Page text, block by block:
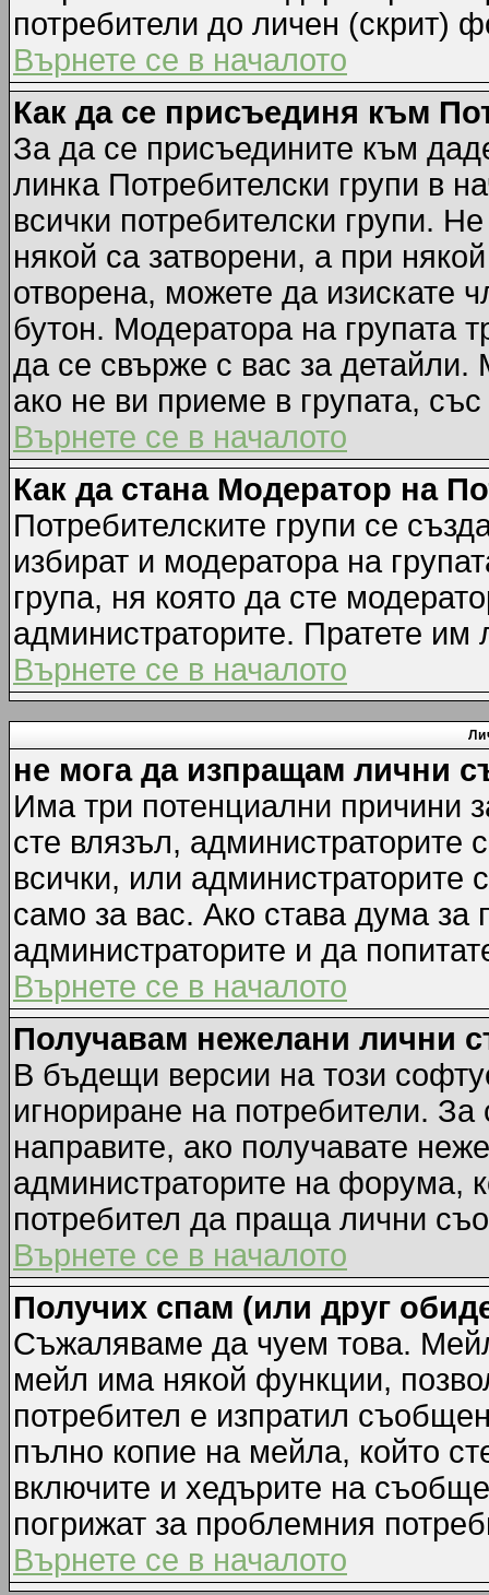
потребители до личен (скрит)
Върнете се в началото
Как да се присъединя към
За да се присъедините към
линка Потребителски групи в
всички потребителски групи.
някой са затворени, а при
отворена, можете да изискате
бутон. Модератора на групата
да се свърже с вас за
ако не ви приеме в групата,
Върнете се в началото
Как да стана Модератор на
Потребителските групи се
избират и модератора на
група, ня която да сте
администраторите. Пратете
Върнете се в началото
не мога да изпращам лични
Има три потенциални причини
сте влязъл, администраторите
всички, или
само за вас. Ако става дума за
администраторите и да
Върнете се в началото
Получавам нежелани лични
В бъдещи версии на този
игнориране на потребители.
направите, ако получавате
администраторите на форума,
потребител да праща лични
Върнете се в началото
Получих спам (или друг
Съжаляваме да чуем това.
мейл има някой функции,
потребител е изпратил
пълно копие на мейла, който
включите и хедърите на
погрижат за проблемния
Върнете се в началото